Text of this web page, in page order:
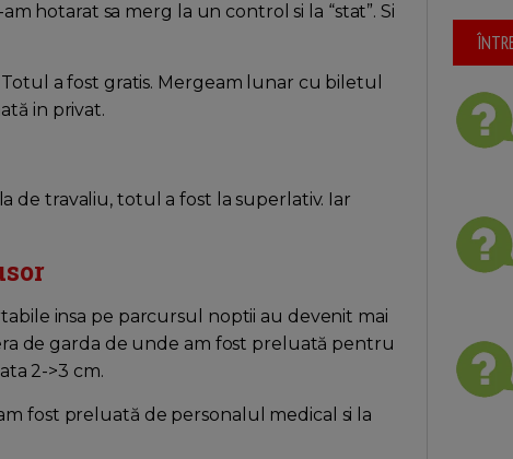
hotarat sa merg la un control si la “stat”. Si
a fost gratis. Mergeam lunar cu biletul
in privat.
de travaliu, totul a fost la superlativ. Iar
insa pe parcursul noptii au devenit mai
de garda de unde am fost preluată pentru
2->3 cm.
fost preluată de personalul medical si la